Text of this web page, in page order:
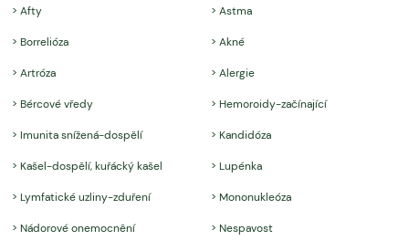
> Afty > Astma
> Borrelióza > Akné
> Artróza > Alergie
> Bércové vředy > Hemoroidy-začínající
> Imunita snížená-dospělí > Kandidóza
> Kašel-dospělí, kuřácký kašel > Lupénka
> Lymfatické uzliny-zduření > Mononukleóza
> Nádorové onemocnění > Nespavost